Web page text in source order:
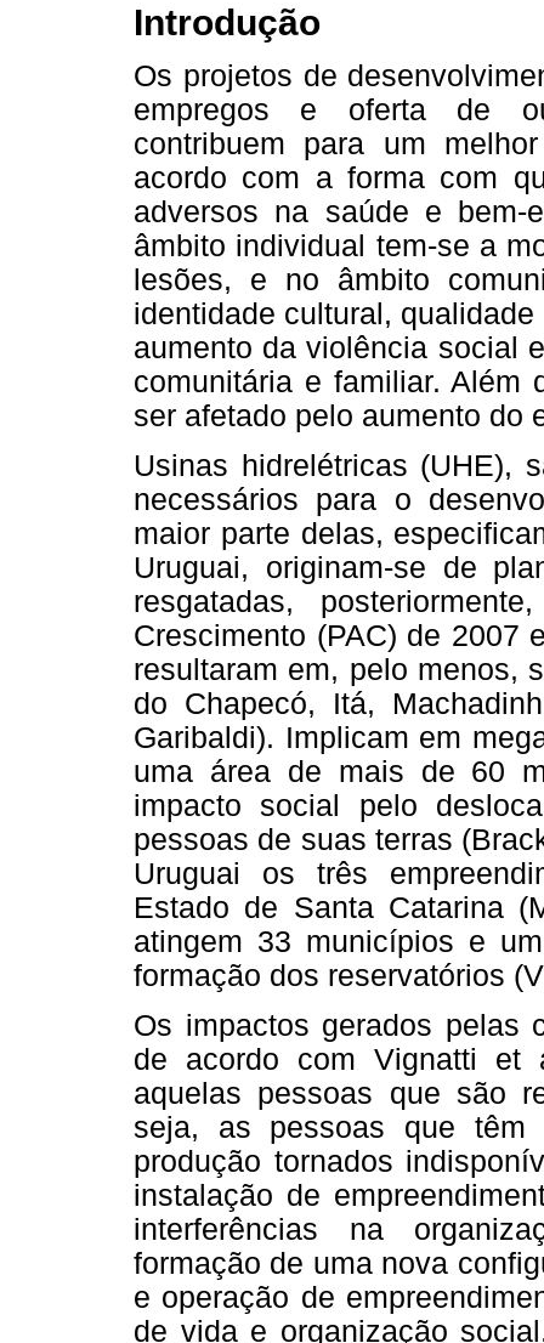
Introdução
Os projetos de
empregos e oferta de
contribuem para um
acordo com a forma com
adversos na saúde e bem-
âmbito individual tem-se a
lesões, e no âmbito
identidade cultural,
aumento da violência social
comunitária e familiar. Além
ser afetado pelo aumento do
Usinas hidrelétricas (UHE),
necessários para o
maior parte delas,
Uruguai, originam-se de
resgatadas,
Crescimento (PAC) de 2007
resultaram em, pelo menos,
do Chapecó, Itá,
Garibaldi). Implicam em
uma área de mais de 60
impacto social pelo
pessoas de suas terras
Uruguai os três
Estado de Santa Catarina
atingem 33 municípios e
formação dos reservatórios
Os impactos gerados pelas
de acordo com Vignatti et
aquelas pessoas que são
seja, as pessoas que
produção tornados
instalação de
interferências na
formação de uma nova
e operação de
de vida e organização